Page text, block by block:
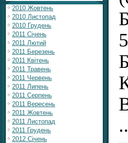
2010 Жовтень
2010 Листопад
2010 Грудень
2011 Січень
2011 Лютий
2011 Березень
2011 Квітень
2011 Травень
2011 Червень
2011 Липень
2011 Серпень
2011 Вересень
2011 Жовтень
2011 Листопад
2011 Грудень
2012 Січень